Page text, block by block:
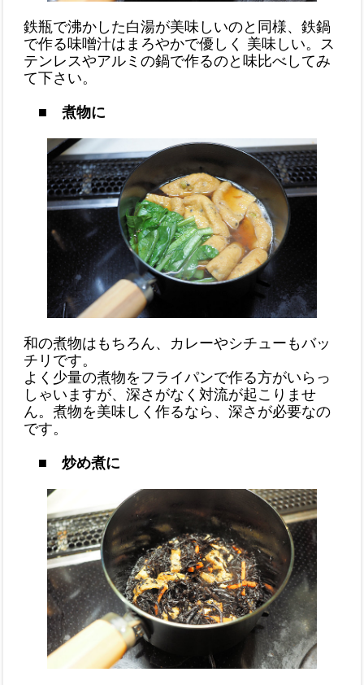
鉄瓶で沸かした白湯が美味しいのと同様、鉄鍋
で作る味噌汁はまろやかで優しく 美味しい。ス
テンレスやアルミの鍋で作るのと味比べしてみ
て下さい。
■ 煮物に
和の煮物はもちろん、カレーやシチューもバッ
チリです。
よく少量の煮物をフライパンで作る方がいらっ
しゃいますが、深さがなく対流が起こりませ
ん。煮物を美味しく作るなら、深さが必要なの
です。
■ 炒め煮に